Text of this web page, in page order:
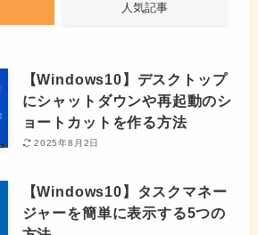
人気記事
【Windows10】デスクトップ
にシャットダウンや再起動のシ
ョートカットを作る方法
2025年8月2日
【Windows10】タスクマネー
ジャーを簡単に表示する5つの